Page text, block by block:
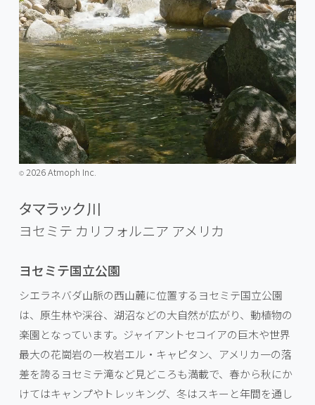
©️2026 Atmoph Inc.
タマラック川
ヨセミテ カリフォルニア アメリカ
ヨセミテ国立公園
シエラネバダ山脈の西山麓に位置するヨセミテ国立公園
は、原生林や渓谷、湖沼などの大自然が広がり、動植物の
楽園となっています。ジャイアントセコイアの巨木や世界
最大の花崗岩の一枚岩エル・キャピタン、アメリカ一の落
差を誇るヨセミテ滝など見どころも満載で、春から秋にか
けてはキャンプやトレッキング、冬はスキーと年間を通し